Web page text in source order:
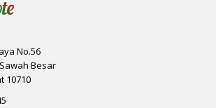
No.56
Besar
10710